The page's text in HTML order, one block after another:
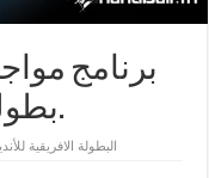
برنامج
بطولة أفريقيا للاندية البطلة.
البطولة الافريقية